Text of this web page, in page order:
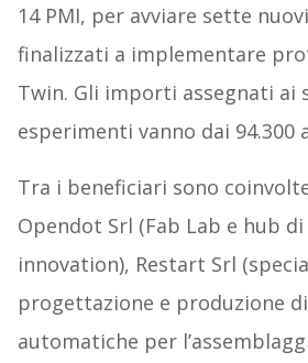
14 PMI, per avviare sette
finalizzati a implementare
Twin. Gli importi assegnati ai
esperimenti vanno dai 94.300
Tra i beneficiari sono
Opendot Srl (Fab Lab e hub
innovation), Restart Srl
progettazione e produzione
automatiche per